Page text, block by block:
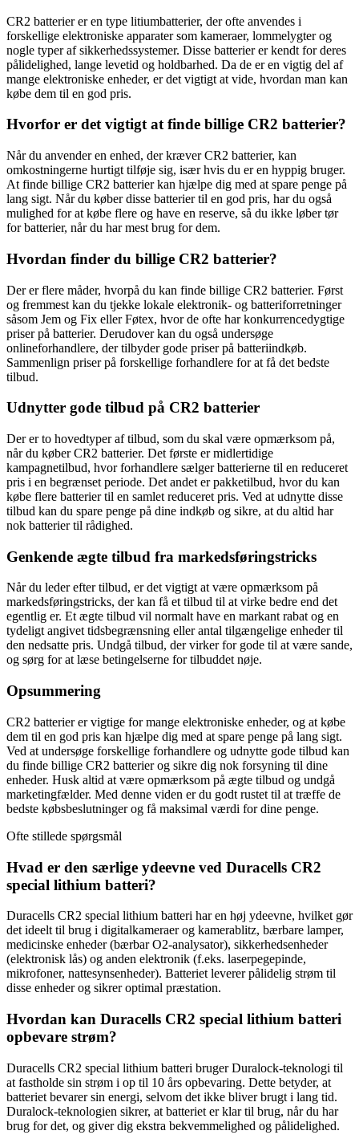
CR2 batterier er en type litiumbatterier, der ofte anvendes i
forskellige elektroniske apparater som kameraer, lommelygter og
nogle typer af sikkerhedssystemer. Disse batterier er kendt for deres
pålidelighed, lange levetid og holdbarhed. Da de er en vigtig del af
mange elektroniske enheder, er det vigtigt at vide, hvordan man kan
købe dem til en god pris.
Hvorfor er det vigtigt at finde billige CR2 batterier?
Når du anvender en enhed, der kræver CR2 batterier, kan
omkostningerne hurtigt tilføje sig, især hvis du er en hyppig bruger.
At finde billige CR2 batterier kan hjælpe dig med at spare penge på
lang sigt. Når du køber disse batterier til en god pris, har du også
mulighed for at købe flere og have en reserve, så du ikke løber tør
for batterier, når du har mest brug for dem.
Hvordan finder du billige CR2 batterier?
Der er flere måder, hvorpå du kan finde billige CR2 batterier. Først
og fremmest kan du tjekke lokale elektronik- og batteriforretninger
såsom Jem og Fix eller Føtex, hvor de ofte har konkurrencedygtige
priser på batterier. Derudover kan du også undersøge
onlineforhandlere, der tilbyder gode priser på batteriindkøb.
Sammenlign priser på forskellige forhandlere for at få det bedste
tilbud.
Udnytter gode tilbud på CR2 batterier
Der er to hovedtyper af tilbud, som du skal være opmærksom på,
når du køber CR2 batterier. Det første er midlertidige
kampagnetilbud, hvor forhandlere sælger batterierne til en reduceret
pris i en begrænset periode. Det andet er pakketilbud, hvor du kan
købe flere batterier til en samlet reduceret pris. Ved at udnytte disse
tilbud kan du spare penge på dine indkøb og sikre, at du altid har
nok batterier til rådighed.
Genkende ægte tilbud fra markedsføringstricks
Når du leder efter tilbud, er det vigtigt at være opmærksom på
markedsføringstricks, der kan få et tilbud til at virke bedre end det
egentlig er. Et ægte tilbud vil normalt have en markant rabat og en
tydeligt angivet tidsbegrænsning eller antal tilgængelige enheder til
den nedsatte pris. Undgå tilbud, der virker for gode til at være sande,
og sørg for at læse betingelserne for tilbuddet nøje.
Opsummering
CR2 batterier er vigtige for mange elektroniske enheder, og at købe
dem til en god pris kan hjælpe dig med at spare penge på lang sigt.
Ved at undersøge forskellige forhandlere og udnytte gode tilbud kan
du finde billige CR2 batterier og sikre dig nok forsyning til dine
enheder. Husk altid at være opmærksom på ægte tilbud og undgå
marketingfælder. Med denne viden er du godt rustet til at træffe de
bedste købsbeslutninger og få maksimal værdi for dine penge.
Ofte stillede spørgsmål
Hvad er den særlige ydeevne ved Duracells CR2
special lithium batteri?
Duracells CR2 special lithium batteri har en høj ydeevne, hvilket gør
det ideelt til brug i digitalkameraer og kamerablitz, bærbare lamper,
medicinske enheder (bærbar O2-analysator), sikkerhedsenheder
(elektronisk lås) og anden elektronik (f.eks. laserpegepinde,
mikrofoner, nattesynsenheder). Batteriet leverer pålidelig strøm til
disse enheder og sikrer optimal præstation.
Hvordan kan Duracells CR2 special lithium batteri
opbevare strøm?
Duracells CR2 special lithium batteri bruger Duralock-teknologi til
at fastholde sin strøm i op til 10 års opbevaring. Dette betyder, at
batteriet bevarer sin energi, selvom det ikke bliver brugt i lang tid.
Duralock-teknologien sikrer, at batteriet er klar til brug, når du har
brug for det, og giver dig ekstra bekvemmelighed og pålidelighed.